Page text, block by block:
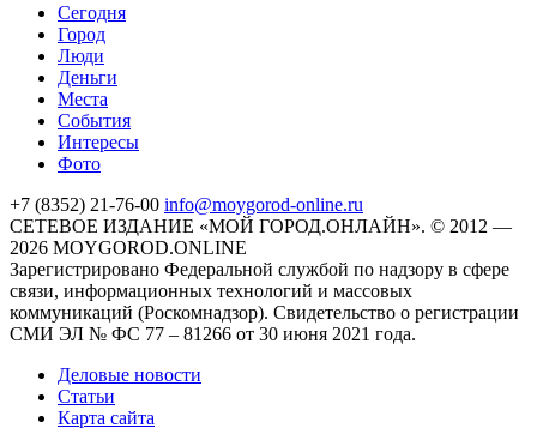
Cегодня
Город
Люди
Деньги
Места
События
Интересы
Фото
+7 (8352) 21-76-00 info@moygorod-online.ru
СЕТЕВОЕ ИЗДАНИЕ «МОЙ ГОРОД.ОНЛАЙН». © 2012 —
2026 MOYGOROD.ONLINE
Зарегистрировано Федеральной службой по надзору в сфере
связи, информационных технологий и массовых
коммуникаций (Роскомнадзор). Свидетельство о регистрации
СМИ ЭЛ № ФС 77 – 81266 от 30 июня 2021 года.
Деловые новости
Статьи
Карта сайта